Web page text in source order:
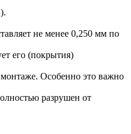
не менее 0,250 мм по
его (покрытия)
Особенно это важно
разрушен от